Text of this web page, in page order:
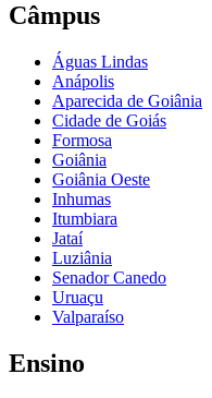
Câmpus
Águas Lindas
Anápolis
Aparecida de Goiânia
Cidade de Goiás
Formosa
Goiânia
Goiânia Oeste
Inhumas
Itumbiara
Jataí
Luziânia
Senador Canedo
Uruaçu
Valparaíso
Ensino